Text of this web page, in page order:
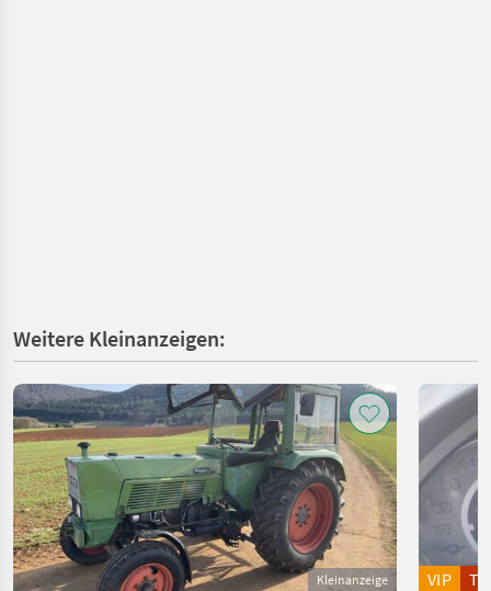
Weitere Kleinanzeigen:
Kleinanzeige VIP